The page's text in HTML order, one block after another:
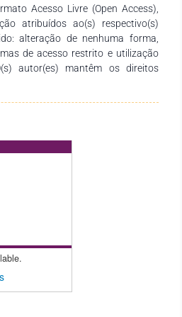
Acesso Livre (Open Access),
atribuídos ao(s) respectivo(s)
alteração de nenhuma forma,
de acesso restrito e utilização
autor(es) mantêm os direitos